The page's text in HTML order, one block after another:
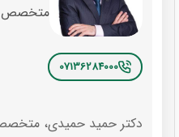
متخصص
07136284000
دکتر حمید حمیدی،